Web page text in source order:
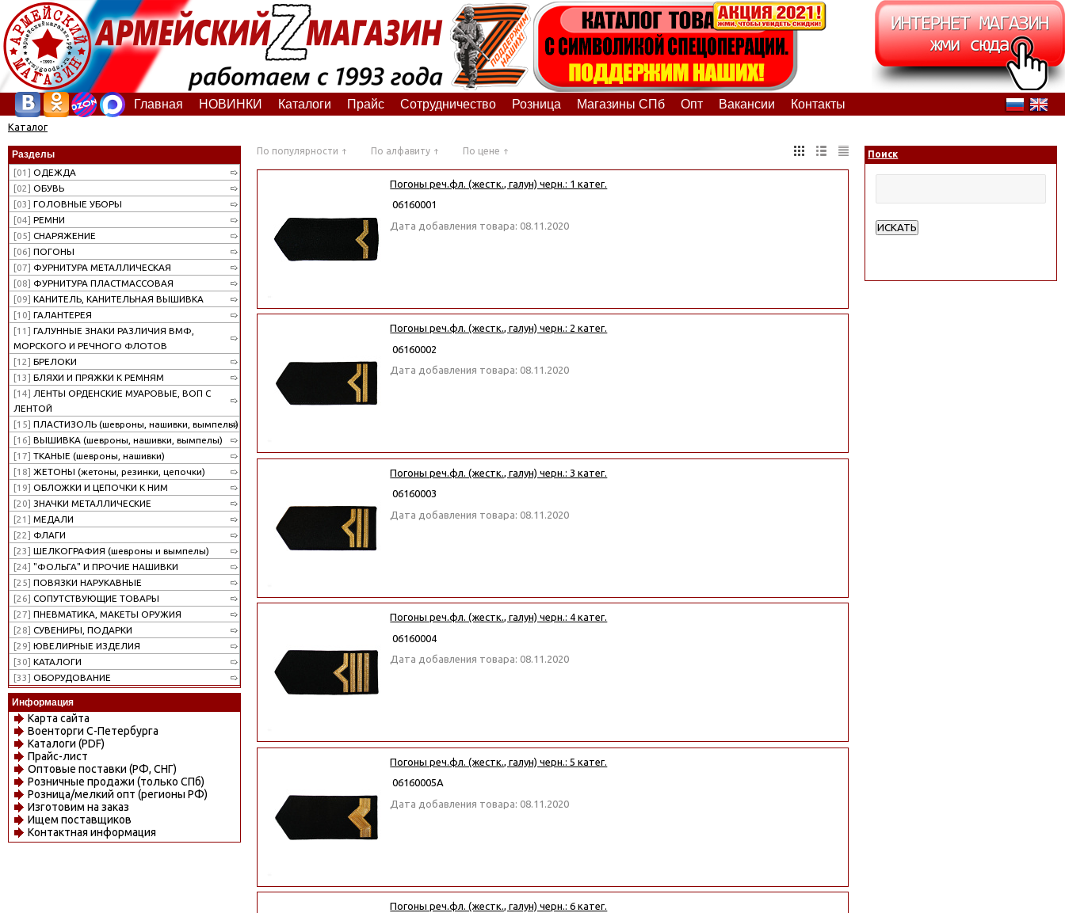
Главная НОВИНКИ Каталоги Прайс Сотрудничество Розница Магазины СПб Опт Вакансии Контакты
Каталог
Разделы
[01] ОДЕЖДА
[02] ОБУВЬ
[03] ГОЛОВНЫЕ УБОРЫ
[04] РЕМНИ
[05] СНАРЯЖЕНИЕ
[06] ПОГОНЫ
[07] ФУРНИТУРА МЕТАЛЛИЧЕСКАЯ
[08] ФУРНИТУРА ПЛАСТМАССОВАЯ
[09] КАНИТЕЛЬ, КАНИТЕЛЬНАЯ ВЫШИВКА
[10] ГАЛАНТЕРЕЯ
[11] ГАЛУННЫЕ ЗНАКИ РАЗЛИЧИЯ ВМФ,
МОРСКОГО И РЕЧНОГО ФЛОТОВ
[12] БРЕЛОКИ
[13] БЛЯХИ И ПРЯЖКИ К РЕМНЯМ
[14] ЛЕНТЫ ОРДЕНСКИЕ МУАРОВЫЕ, ВОП С
ЛЕНТОЙ
[15] ПЛАСТИЗОЛЬ (шевроны, нашивки, вымпелы)
[16] ВЫШИВКА (шевроны, нашивки, вымпелы)
[17] ТКАНЫЕ (шевроны, нашивки)
[18] ЖЕТОНЫ (жетоны, резинки, цепочки)
[19] ОБЛОЖКИ И ЦЕПОЧКИ К НИМ
[20] ЗНАЧКИ МЕТАЛЛИЧЕСКИЕ
[21] МЕДАЛИ
[22] ФЛАГИ
[23] ШЕЛКОГРАФИЯ (шевроны и вымпелы)
[24] "ФОЛЬГА" И ПРОЧИЕ НАШИВКИ
[25] ПОВЯЗКИ НАРУКАВНЫЕ
[26] СОПУТСТВУЮЩИЕ ТОВАРЫ
[27] ПНЕВМАТИКА, МАКЕТЫ ОРУЖИЯ
[28] СУВЕНИРЫ, ПОДАРКИ
[29] ЮВЕЛИРНЫЕ ИЗДЕЛИЯ
[30] КАТАЛОГИ
[33] ОБОРУДОВАНИЕ
Информация
Карта сайта
Военторги С-Петербурга
Каталоги (PDF)
Прайс-лист
Оптовые поставки (РФ, СНГ)
Розничные продажи (только СПб)
Розница/мелкий опт (регионы РФ)
Изготовим на заказ
Ищем поставщиков
Контактная информация
По популярности По алфавиту По цене
Погоны реч.фл. (жестк., галун) черн.: 1 катег.
06160001
Дата добавления товара: 08.11.2020
Погоны реч.фл. (жестк., галун) черн.: 2 катег.
06160002
Дата добавления товара: 08.11.2020
Погоны реч.фл. (жестк., галун) черн.: 3 катег.
06160003
Дата добавления товара: 08.11.2020
Погоны реч.фл. (жестк., галун) черн.: 4 катег.
06160004
Дата добавления товара: 08.11.2020
Погоны реч.фл. (жестк., галун) черн.: 5 катег.
06160005А
Дата добавления товара: 08.11.2020
Погоны реч.фл. (жестк., галун) черн.: 6 катег.
Поиск
ИСКАТЬ